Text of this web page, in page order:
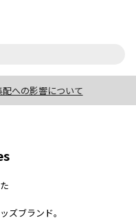
への影響について
ズブランド。